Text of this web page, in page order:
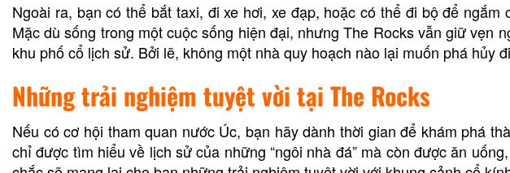
Ngoài ra, bạn có thể bắt taxi, đi xe hơi, xe đạp, hoặc có thể đi bộ để
Mặc dù sống trong một cuộc sống hiện đại, nhưng The Rocks vẫn giữ vẹn
khu phố cổ lịch sử. Bởi lẽ, không một nhà quy hoạch nào lại muốn phá hủy
Những trải nghiệm tuyệt vời tại The Rocks
Nếu có cơ hội tham quan nước Úc, bạn hãy dành thời gian để khám phá
chỉ được tìm hiểu về lịch sử của những “ngôi nhà đá” mà còn được ăn